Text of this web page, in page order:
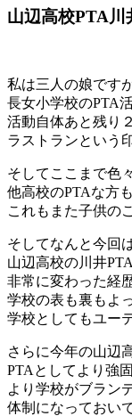
山辺高校PTA川
私は三人の娘です
長女小学校のPTA
活動自体あと残り
ラストランという
そしてここまで色
他高校のPTAな方
これもまた子供の
そしてなんと今回
山辺高校の川井
非常に変わった経
学校の表も裏もよ
学校としてもユー
さらに今年の山辺
PTAとしてより強
より学校がブラン
体制になっておい